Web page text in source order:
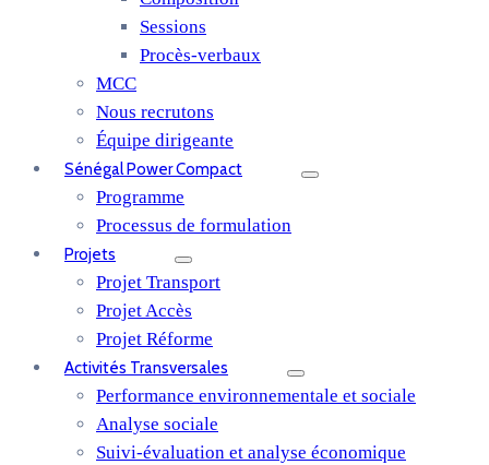
Sessions
Procès-verbaux
MCC
Nous recrutons
Équipe dirigeante
Sénégal Power Compact
Programme
Processus de formulation
Projets
Projet Transport
Projet Accès
Projet Réforme
Activités Transversales
Performance environnementale et sociale
Analyse sociale
Suivi-évaluation et analyse économique